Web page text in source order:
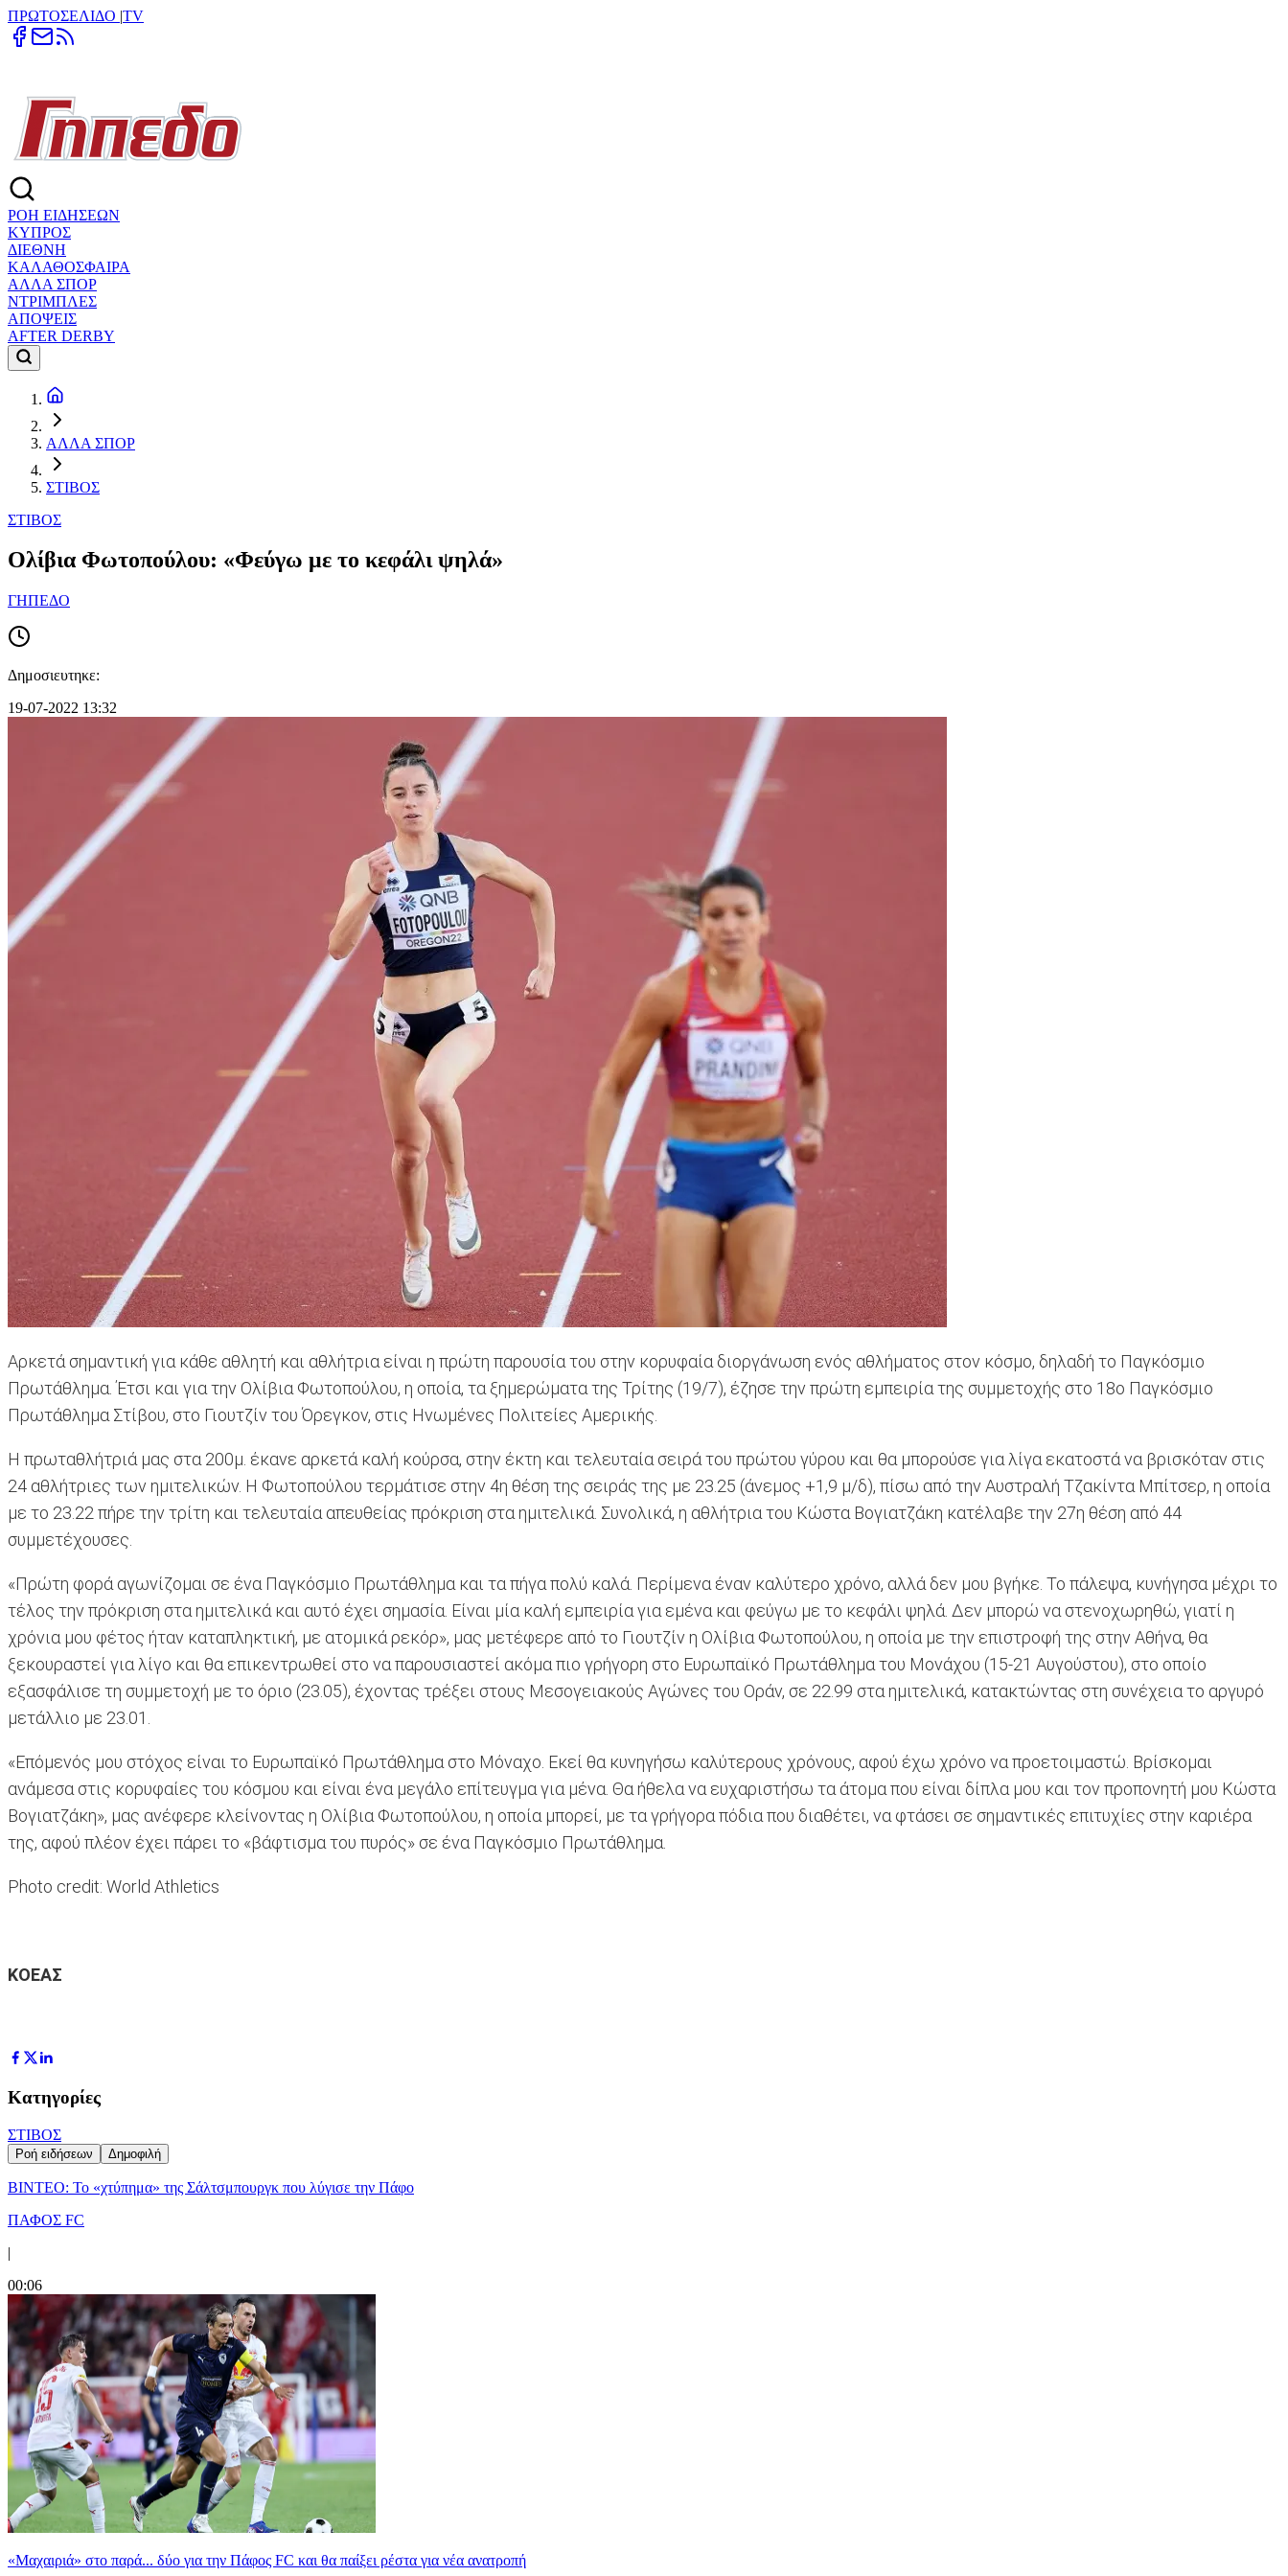
ΠΡΩΤΟΣΕΛΙΔΟ |TV
ΡΟΗ ΕΙΔΗΣΕΩΝ
ΚΥΠΡΟΣ
ΔΙΕΘΝΗ
ΚΑΛΑΘΟΣΦΑΙΡΑ
ΑΛΛΑ ΣΠΟΡ
ΝΤΡΙΜΠΛΕΣ
ΑΠΟΨΕΙΣ
AFTER DERBY
ΑΛΛΑ ΣΠΟΡ
ΣΤΙΒΟΣ
ΣΤΙΒΟΣ
Ολίβια Φωτοπούλου: «Φεύγω με το κεφάλι ψηλά»
ΓΗΠΕΔΟ
Δημοσιευτηκε:
19-07-2022 13:32
Αρκετά σημαντική για κάθε αθλητή και αθλήτρια είναι η πρώτη παρουσία του στην κορυφαία διοργάνωση ενός αθλήματος στον κόσμο, δηλαδή το Παγκόσμιο
Πρωτάθλημα. Έτσι και για την Ολίβια Φωτοπούλου, η οποία, τα ξημερώματα της Τρίτης (19/7), έζησε την πρώτη εμπειρία της συμμετοχής στο 18ο Παγκόσμιο
Πρωτάθλημα Στίβου, στο Γιουτζίν του Όρεγκον, στις Ηνωμένες Πολιτείες Αμερικής.
Η πρωταθλήτριά μας στα 200μ. έκανε αρκετά καλή κούρσα, στην έκτη και τελευταία σειρά του πρώτου γύρου και θα μπορούσε για λίγα εκατοστά να βρισκόταν στις
24 αθλήτριες των ημιτελικών. Η Φωτοπούλου τερμάτισε στην 4η θέση της σειράς της με 23.25 (άνεμος +1,9 μ/δ), πίσω από την Αυστραλή Τζακίντα Μπίτσερ, η οποία
με το 23.22 πήρε την τρίτη και τελευταία απευθείας πρόκριση στα ημιτελικά. Συνολικά, η αθλήτρια του Κώστα Βογιατζάκη κατέλαβε την 27η θέση από 44
συμμετέχουσες.
«Πρώτη φορά αγωνίζομαι σε ένα Παγκόσμιο Πρωτάθλημα και τα πήγα πολύ καλά. Περίμενα έναν καλύτερο χρόνο, αλλά δεν μου βγήκε. Το πάλεψα, κυνήγησα μέχρι το
τέλος την πρόκριση στα ημιτελικά και αυτό έχει σημασία. Είναι μία καλή εμπειρία για εμένα και φεύγω με το κεφάλι ψηλά. Δεν μπορώ να στενοχωρηθώ, γιατί η
χρόνια μου φέτος ήταν καταπληκτική, με ατομικά ρεκόρ», μας μετέφερε από το Γιουτζίν η Ολίβια Φωτοπούλου, η οποία με την επιστροφή της στην Αθήνα, θα
ξεκουραστεί για λίγο και θα επικεντρωθεί στο να παρουσιαστεί ακόμα πιο γρήγορη στο Ευρωπαϊκό Πρωτάθλημα του Μονάχου (15-21 Αυγούστου), στο οποίο
εξασφάλισε τη συμμετοχή με το όριο (23.05), έχοντας τρέξει στους Μεσογειακούς Αγώνες του Οράν, σε 22.99 στα ημιτελικά, κατακτώντας στη συνέχεια το αργυρό
μετάλλιο με 23.01.
«Επόμενός μου στόχος είναι το Ευρωπαϊκό Πρωτάθλημα στο Μόναχο. Εκεί θα κυνηγήσω καλύτερους χρόνους, αφού έχω χρόνο να προετοιμαστώ. Βρίσκομαι
ανάμεσα στις κορυφαίες του κόσμου και είναι ένα μεγάλο επίτευγμα για μένα. Θα ήθελα να ευχαριστήσω τα άτομα που είναι δίπλα μου και τον προπονητή μου Κώστα
Βογιατζάκη», μας ανέφερε κλείνοντας η Ολίβια Φωτοπούλου, η οποία μπορεί, με τα γρήγορα πόδια που διαθέτει, να φτάσει σε σημαντικές επιτυχίες στην καριέρα
της, αφού πλέον έχει πάρει το «βάφτισμα του πυρός» σε ένα Παγκόσμιο Πρωτάθλημα.
Photo credit: World Athletics
ΚΟΕΑΣ
Κατηγορίες
ΣΤΙΒΟΣ
Ροή ειδήσεων Δημοφιλή
ΒΙΝΤΕΟ: Το «χτύπημα» της Σάλτσμπουργκ που λύγισε την Πάφο
ΠΑΦΟΣ FC
|
00:06
«Μαχαιριά» στο παρά... δύο για την Πάφος FC και θα παίξει ρέστα για νέα ανατροπή